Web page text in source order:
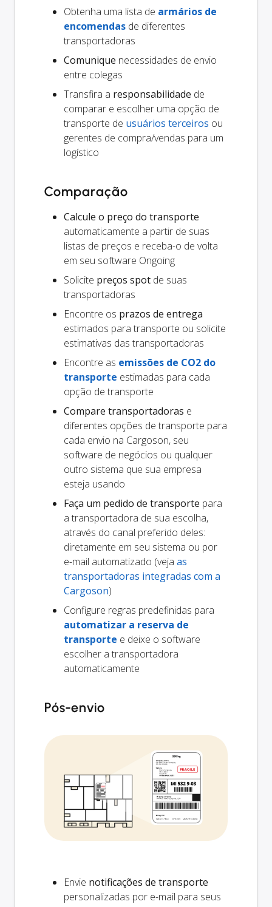
Obtenha uma lista de armários de
encomendas de diferentes
transportadoras
Comunique necessidades de envio
entre colegas
Transfira a responsabilidade de
comparar e escolher uma opção de
transporte de usuários terceiros ou
gerentes de compra/vendas para um
logístico
Comparação
Calcule o preço do transporte
automaticamente a partir de suas
listas de preços e receba-o de volta
em seu software Ongoing
Solicite preços spot de suas
transportadoras
Encontre os prazos de entrega
estimados para transporte ou solicite
estimativas das transportadoras
Encontre as emissões de CO2 do
transporte estimadas para cada
opção de transporte
Compare transportadoras e
diferentes opções de transporte para
cada envio na Cargoson, seu
software de negócios ou qualquer
outro sistema que sua empresa
esteja usando
Faça um pedido de transporte para
a transportadora de sua escolha,
através do canal preferido deles:
diretamente em seu sistema ou por
e-mail automatizado (veja as
transportadoras integradas com a
Cargoson)
Configure regras predefinidas para
automatizar a reserva de
transporte e deixe o software
escolher a transportadora
automaticamente
Pós-envio
Envie notificações de transporte
personalizadas por e-mail para seus